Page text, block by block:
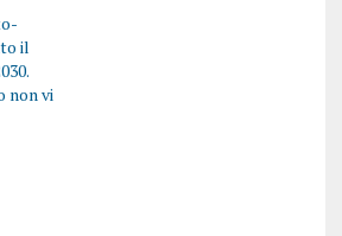
il
non vi